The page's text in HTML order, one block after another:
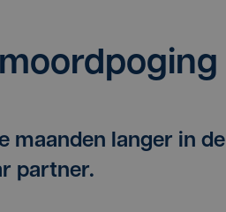
maanden langer in de
partner.